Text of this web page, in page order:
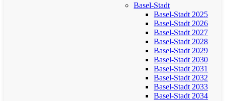
Basel-Stadt
Basel-Stadt 2025
Basel-Stadt 2026
Basel-Stadt 2027
Basel-Stadt 2028
Basel-Stadt 2029
Basel-Stadt 2030
Basel-Stadt 2031
Basel-Stadt 2032
Basel-Stadt 2033
Basel-Stadt 2034